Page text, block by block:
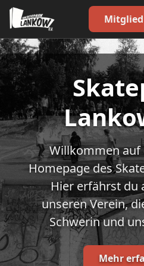
Willkommen auf
Homepage des
Hier erfährst du
unseren Verein,
Schwerin und
Mehr